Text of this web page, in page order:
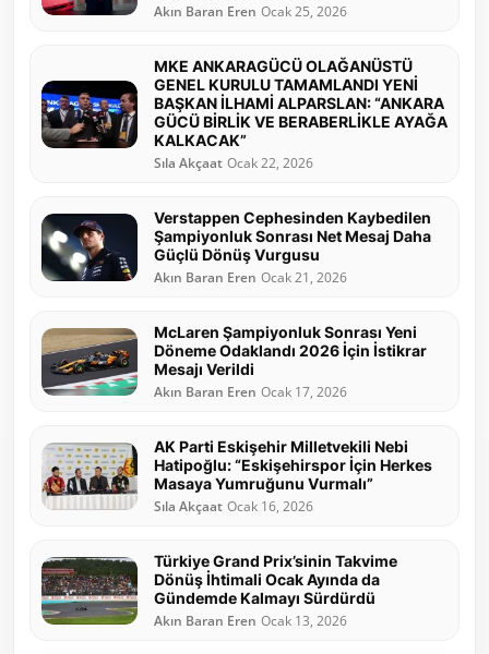
Akın Baran Eren Ocak 25, 2026
MKE ANKARAGÜCÜ OLAĞANÜSTÜ
GENEL KURULU TAMAMLANDI YENİ
BAŞKAN İLHAMİ ALPARSLAN: “ANKARA
GÜCÜ BİRLİK VE BERABERLİKLE AYAĞA
KALKACAK”
Sıla Akçaat Ocak 22, 2026
Verstappen Cephesinden Kaybedilen
Şampiyonluk Sonrası Net Mesaj Daha
Güçlü Dönüş Vurgusu
Akın Baran Eren Ocak 21, 2026
McLaren Şampiyonluk Sonrası Yeni
Döneme Odaklandı 2026 İçin İstikrar
Mesajı Verildi
Akın Baran Eren Ocak 17, 2026
AK Parti Eskişehir Milletvekili Nebi
Hatipoğlu: “Eskişehirspor İçin Herkes
Masaya Yumruğunu Vurmalı”
Sıla Akçaat Ocak 16, 2026
Türkiye Grand Prix’sinin Takvime
Dönüş İhtimali Ocak Ayında da
Gündemde Kalmayı Sürdürdü
Akın Baran Eren Ocak 13, 2026